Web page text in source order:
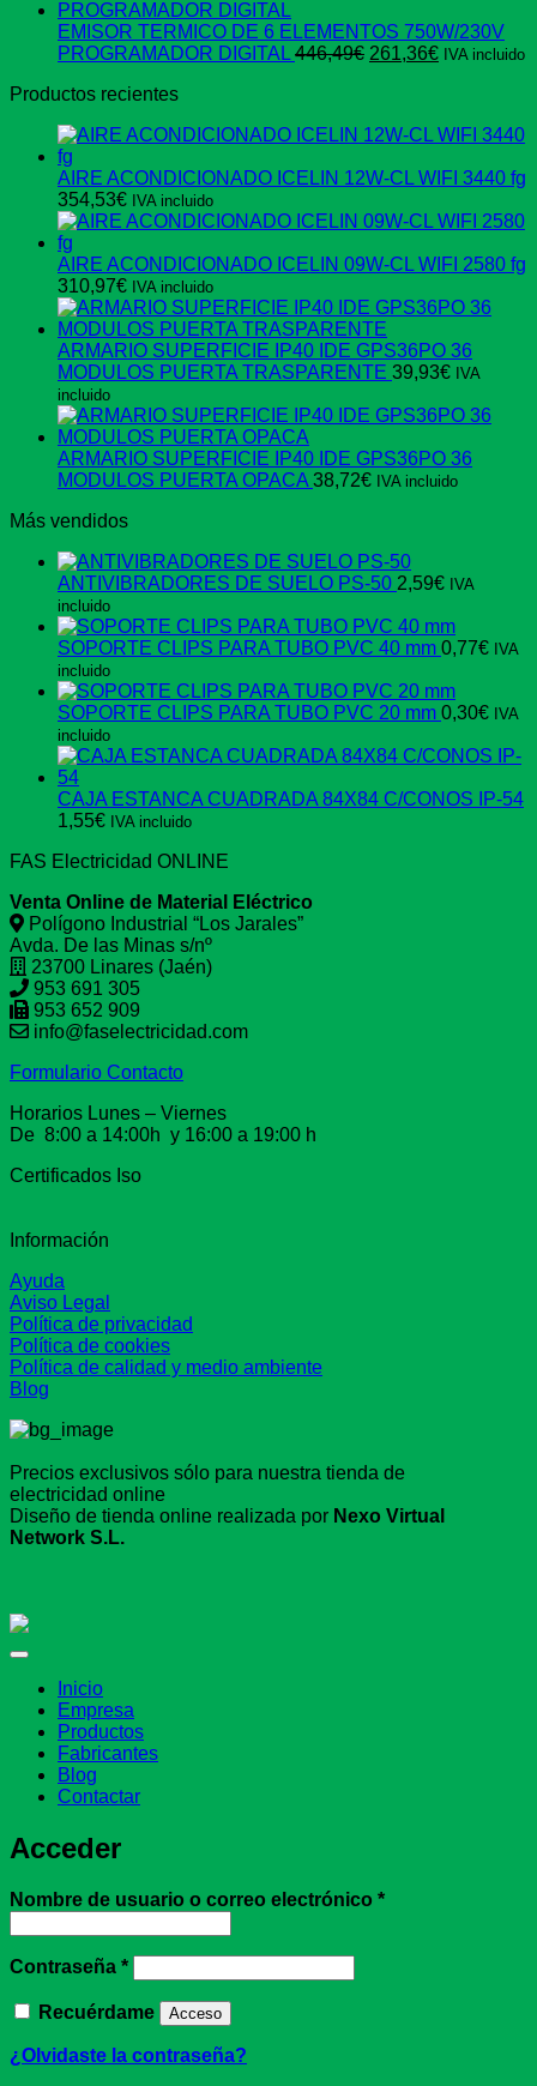
62,92€.
EMISOR TERMICO DE 6 ELEMENTOS 750W/230V
PROGRAMADOR DIGITAL 446,49€ El
446,49€.
261,36€El
261,36€.
IVA incluido
Productos recientes
AIRE ACONDICIONADO ICELIN 12W-CL WIFI 3440 fg
354,53€ IVA incluido
AIRE ACONDICIONADO ICELIN 09W-CL WIFI 2580 fg
310,97€ IVA incluido
ARMARIO SUPERFICIE IP40 IDE GPS36PO 36
MODULOS PUERTA TRASPARENTE 39,93€ IVA
incluido
ARMARIO SUPERFICIE IP40 IDE GPS36PO 36
MODULOS PUERTA OPACA 38,72€ IVA incluido
Más vendidos
ANTIVIBRADORES DE SUELO PS-50 2,59€ IVA
incluido
SOPORTE CLIPS PARA TUBO PVC 40 mm 0,77€ IVA
incluido
SOPORTE CLIPS PARA TUBO PVC 20 mm 0,30€ IVA
incluido
CAJA ESTANCA CUADRADA 84X84 C/CONOS IP-54
1,55€ IVA incluido
FAS Electricidad ONLINE
Venta Online de Material Eléctrico
Polígono Industrial “Los Jarales”
Avda. De las Minas s/nº
23700 Linares (Jaén)
953 691 305
953 652 909
info@faselectricidad.com
Formulario Contacto
Horarios Lunes – Viernes
De 8:00 a 14:00h y 16:00 a 19:00 h
Certificados Iso
Información
Ayuda
Aviso Legal
Política de privacidad
Política de cookies
Política de calidad y medio ambiente
Blog
Precios exclusivos sólo para nuestra tienda de
electricidad online
Diseño de tienda online realizada por Nexo Virtual
Network S.L.
Inicio
Empresa
Productos
Fabricantes
Blog
Contactar
Acceder
Nombre de usuario o correo electrónico *Obligatorio
Contraseña *Obligatorio
Recuérdame Acceso
¿Olvidaste la contraseña?